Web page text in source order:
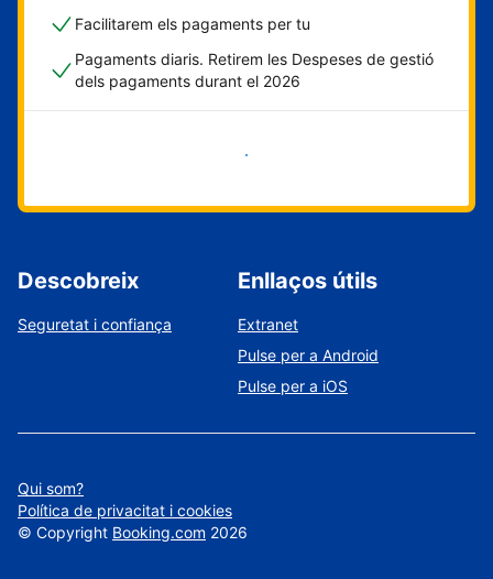
Facilitarem els pagaments per tu
Pagaments diaris. Retirem les Despeses de gestió
dels pagaments durant el 2026
Comença ara
Descobreix
Seguretat i confiança
Enllaços útils
Extranet
Pulse per a Android
Pulse per a iOS
Qui som?
Política de privacitat i cookies
© Copyright Booking.com 2026